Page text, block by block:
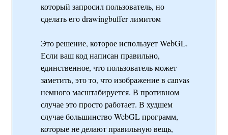
который запросил пользователь, но
сделать его drawingbuffer лимитом
Это решение, которое использует WebGL.
Если ваш код написан правильно,
единственное, что пользователь может
заметить, это то, что изображение в canvas
немного масштабируется. В противном
случае это просто работает. В худшем
случае большинство WebGL программ,
которые не делают правильную вещь,